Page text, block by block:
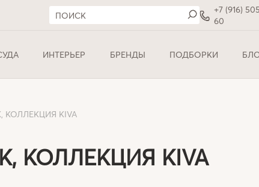
+7 (916)
60
ИНТЕРЬЕР БРЕНДЫ ПОДБОРКИ
КОЛЛЕКЦИЯ KIVA
КОЛЛЕКЦИЯ KIVA